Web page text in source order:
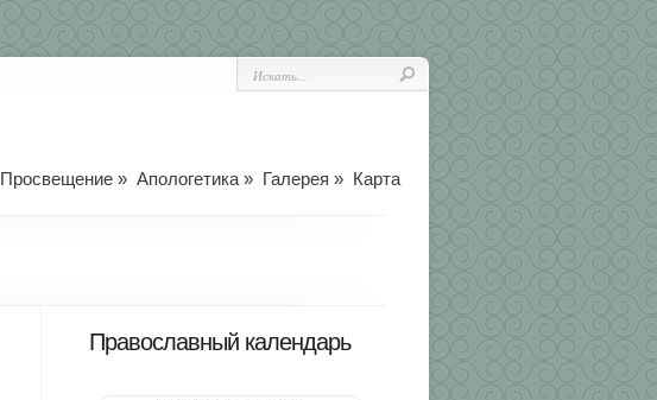
Просвещение » Апологетика » Галерея » Карта
Православный календарь